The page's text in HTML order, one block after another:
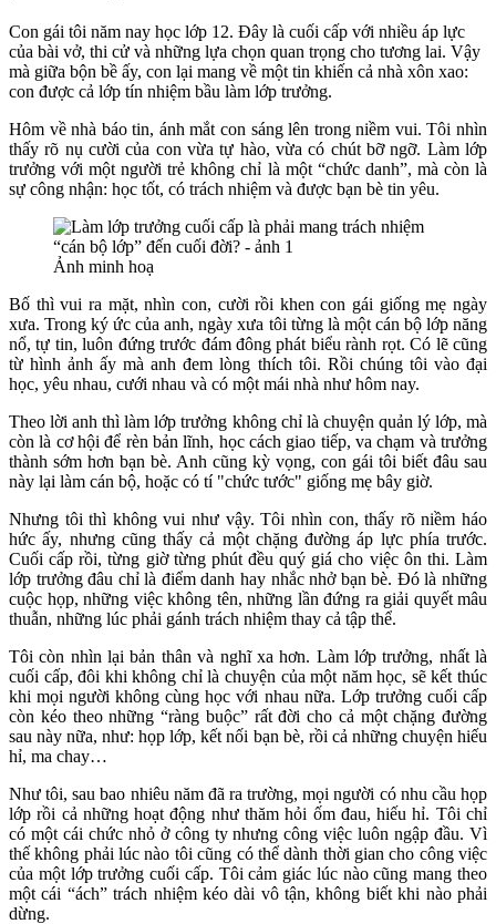
Con gái tôi năm nay học lớp 12. Đây là cuối cấp với nhiều áp lực
của bài vở, thi cử và những lựa chọn quan trọng cho tương lai. Vậy
mà giữa bộn bề ấy, con lại mang về một tin khiến cả nhà xôn xao:
con được cả lớp tín nhiệm bầu làm lớp trưởng.
Hôm về nhà báo tin, ánh mắt con sáng lên trong niềm vui. Tôi nhìn
thấy rõ nụ cười của con vừa tự hào, vừa có chút bỡ ngỡ. Làm lớp
trưởng với một người trẻ không chỉ là một “chức danh”, mà còn là
sự công nhận: học tốt, có trách nhiệm và được bạn bè tin yêu.
Ảnh minh hoạ
Bố thì vui ra mặt, nhìn con, cười rồi khen con gái giống mẹ ngày
xưa. Trong ký ức của anh, ngày xưa tôi từng là một cán bộ lớp năng
nổ, tự tin, luôn đứng trước đám đông phát biểu rành rọt.Có lẽ cũng
từ hình ảnh ấy mà anh đem lòng thích tôi. Rồi chúng tôi vào đại
học, yêu nhau, cưới nhau và có một mái nhà như hôm nay.
Theo lời anh thì làm lớp trưởng không chỉ là chuyện quản lý lớp, mà
còn là cơ hội để rèn bản lĩnh, học cách giao tiếp, va chạm và trưởng
thành sớm hơn bạn bè. Anh cũng kỳ vọng, con gái tôi biết đâu sau
này lại làm cán bộ, hoặc có tí "chức tước" giống mẹ bây giờ.
Nhưng tôi thì không vui như vậy. Tôi nhìn con, thấy rõ niềm háo
hức ấy, nhưng cũng thấy cả một chặng đường áp lực phía trước.
Cuối cấp rồi, từng giờ từng phút đều quý giá cho việc ôn thi. Làm
lớp trưởng đâu chỉ là điểm danh hay nhắc nhở bạn bè. Đó là những
cuộc họp, những việc không tên, những lần đứng ra giải quyết mâu
thuẫn, những lúc phải gánh trách nhiệm thay cả tập thể.
Tôi còn nhìn lại bản thân và nghĩ xa hơn. Làm lớp trưởng, nhất là
cuối cấp, đôi khi không chỉ là chuyện của một năm học, sẽ kết thúc
khi mọi người không cùng học với nhau nữa. Lớp trưởng cuối cấp
còn kéo theo những “ràng buộc” rất đời cho cả một chặng đường
sau này nữa, như: họp lớp, kết nối bạn bè, rồi cả những chuyện hiếu
hỉ, ma chay…
Như tôi, sau bao nhiêu năm đã ra trường, mọi người có nhu cầu họp
lớp rồi cả những hoạt động như thăm hỏi ốm đau, hiếu hỉ. Tôi chỉ
có một cái chức nhỏ ở công ty nhưng công việc luôn ngập đầu. Vì
thế không phải lúc nào tôi cũng có thể dành thời gian cho công việc
của một lớp trưởng cuối cấp. Tôi cảm giác lúc nào cũng mang theo
một cái “ách” trách nhiệm kéo dài vô tận, không biết khi nào phải
dừng.